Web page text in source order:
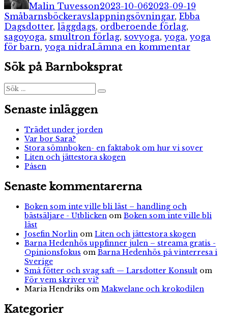
Malin Tuvesson2023-10-062023-09-19
SmåbarnsböckerEtiketter
avslappningsövningar, Ebba
Dagsdotter, läggdags, ordberoende förlag,
sagoyoga, smultron förlag, sovyoga,yoga,yoga
för barn,yoga nidraLämna en kommentartill
Sök på Barnboksprat
Sök
efter:
Sök
Senaste inläggen
Trädet under jorden
Var bor Sara?
Stora sömnboken- en faktabok om hur vi sover
Liten och jättestora skogen
Påsen
Senaste kommentarerna
Boken som inte ville bli läst – handling och
bästsäljare - Utblicken om Boken som inte ville bli
läst
Josefin Norlin om Liten och jättestora skogen
Barna Hedenhös uppfinner julen – streama gratis -
Opinionsfokus om Barna Hedenhös på vinterresa i
Sverige
Små fötter och svag saft — Larsdotter Konsult om
För vem skriver vi?
Maria Hendriks om Makwelane och krokodilen
Kategorier